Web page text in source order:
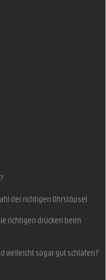
der richtigen Ohrstöpsel
richtigen drücken beim
vielleicht sogar gut schlafen?